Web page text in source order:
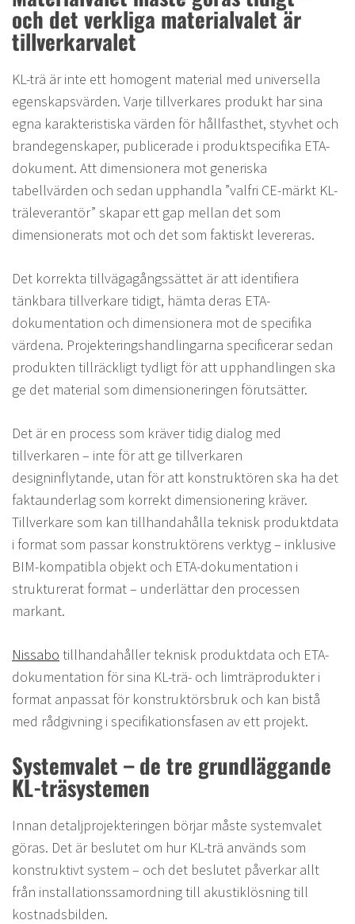
och det verkliga materialvalet är
tillverkarvalet
KL-trä är inte ett homogent material med universella
egenskapsvärden. Varje tillverkares produkt har sina
egna karakteristiska värden för hållfasthet, styvhet och
brandegenskaper, publicerade i produktspecifika ETA-
dokument. Att dimensionera mot generiska
tabellvärden och sedan upphandla ”valfri CE-märkt KL-
träleverantör” skapar ett gap mellan det som
dimensionerats mot och det som faktiskt levereras.
Det korrekta tillvägagångssättet är att identifiera
tänkbara tillverkare tidigt, hämta deras ETA-
dokumentation och dimensionera mot de specifika
värdena. Projekteringshandlingarna specificerar sedan
produkten tillräckligt tydligt för att upphandlingen ska
ge det material som dimensioneringen förutsätter.
Det är en process som kräver tidig dialog med
tillverkaren – inte för att ge tillverkaren
designinflytande, utan för att konstruktören ska ha det
faktaunderlag som korrekt dimensionering kräver.
Tillverkare som kan tillhandahålla teknisk produktdata
i format som passar konstruktörens verktyg – inklusive
BIM-kompatibla objekt och ETA-dokumentation i
strukturerat format – underlättar den processen
markant.
Nissabo tillhandahåller teknisk produktdata och ETA-
dokumentation för sina KL-trä- och limträprodukter i
format anpassat för konstruktörsbruk och kan bistå
med rådgivning i specifikationsfasen av ett projekt.
Systemvalet – de tre grundläggande
KL-träsystemen
Innan detaljprojekteringen börjar måste systemvalet
göras. Det är beslutet om hur KL-trä används som
konstruktivt system – och det beslutet påverkar allt
från installationssamordning till akustiklösning till
kostnadsbilden.